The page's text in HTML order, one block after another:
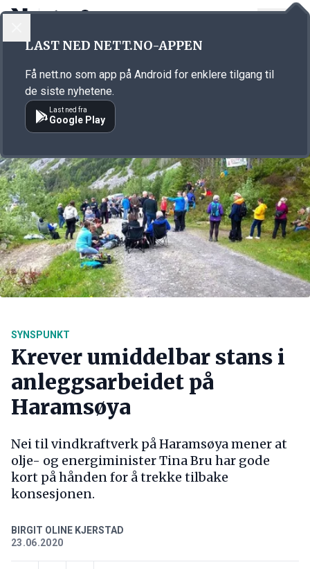
Annonsørinnhold
SYNSPUNKT
Krever umiddelbar stans i
anleggsarbeidet på
Haramsøya
Nei til vindkraftverk på Haramsøya mener at
olje- og energiminister Tina Bru har gode
kort på hånden for å trekke tilbake
konsesjonen.
BIRGIT OLINE KJERSTAD
23.06.2020
LAST NED NETT.NO-APPEN
Få nett.no som app på Android for enklere tilgang til
de siste nyhetene.
Last ned fra
Google Play